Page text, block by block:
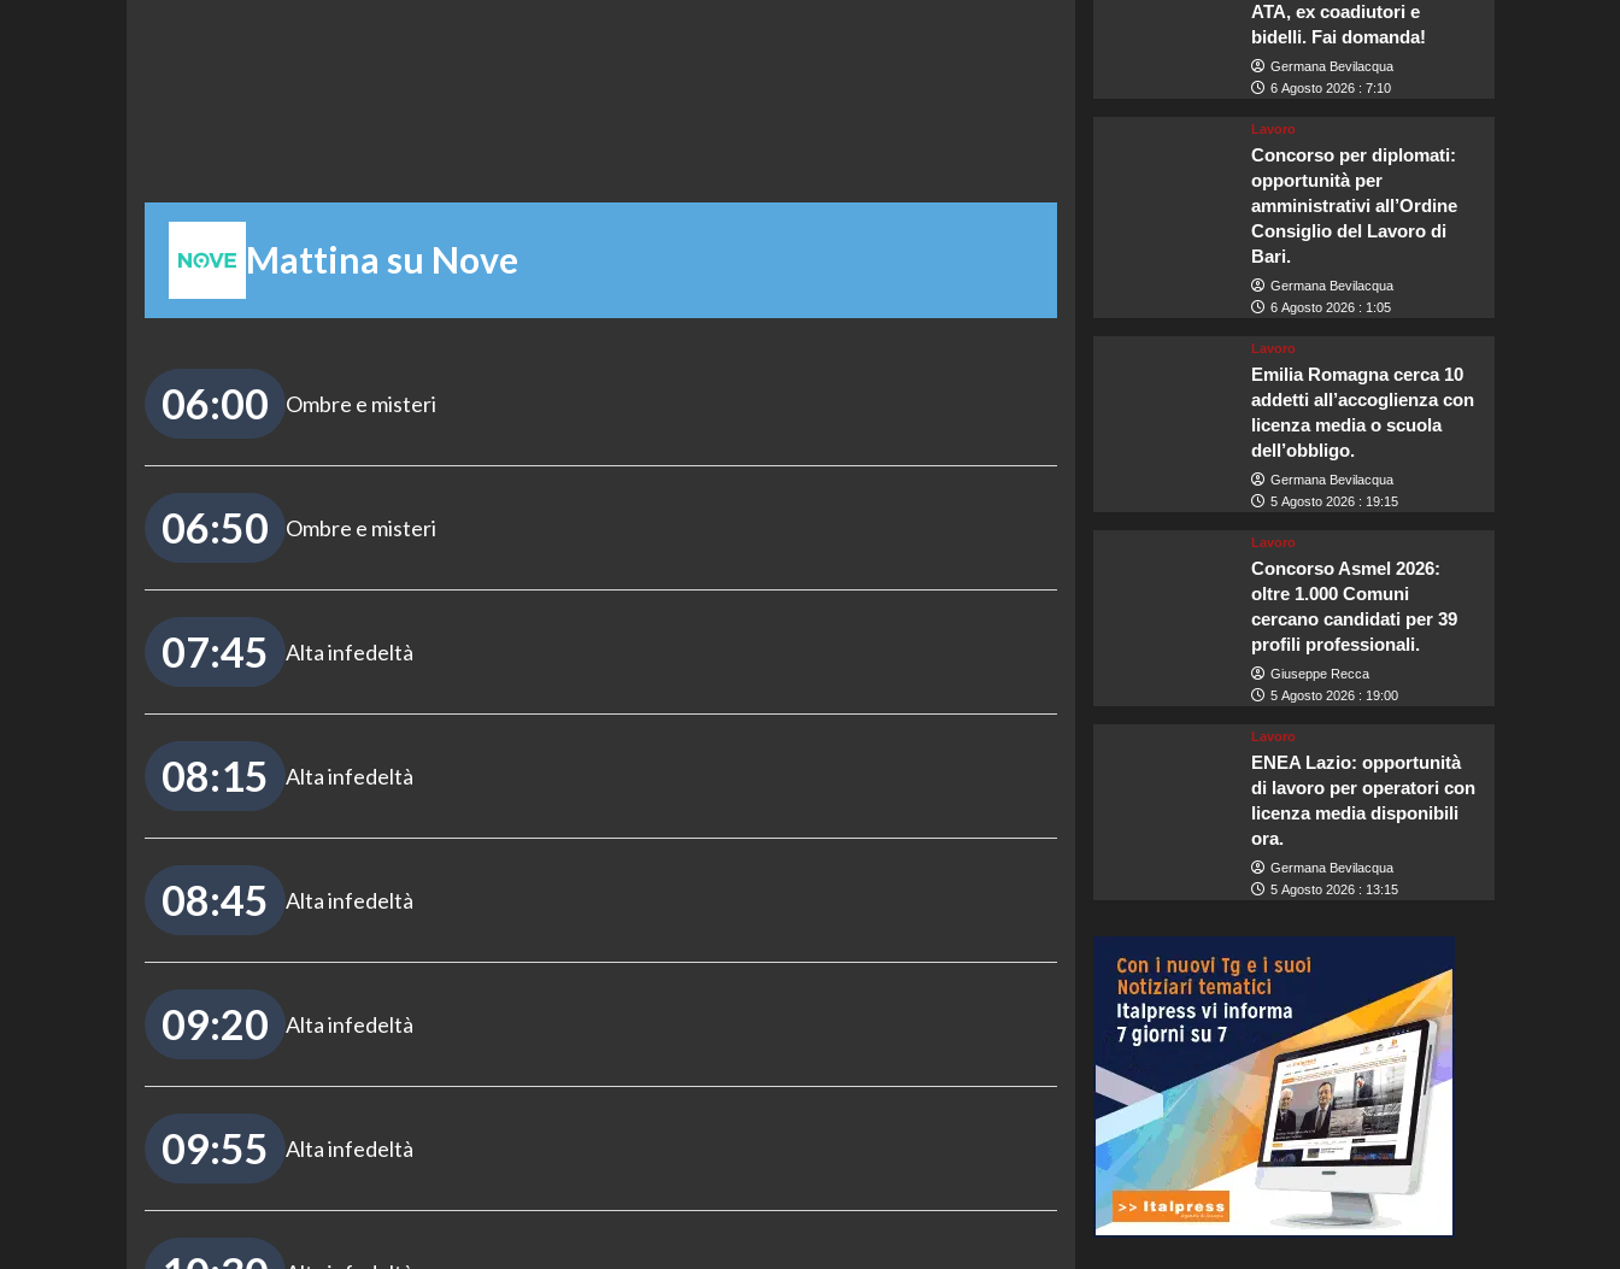
Mattina su Nove
06:00 Ombre e misteri
06:50 Ombre e misteri
07:45 Alta infedeltà
08:15 Alta infedeltà
08:45 Alta infedeltà
09:20 Alta infedeltà
09:55 Alta infedeltà
ATA, ex coadiutori e
bidelli. Fai domanda!
Germana Bevilacqua
6 Agosto 2026 : 7:10
Lavoro
Concorso per diplomati:
opportunità per
amministrativi all’Ordine
Consiglio del Lavoro di
Bari.
Germana Bevilacqua
6 Agosto 2026 : 1:05
Lavoro
Emilia Romagna cerca 10
addetti all’accoglienza con
licenza media o scuola
dell’obbligo.
Germana Bevilacqua
5 Agosto 2026 : 19:15
Lavoro
Concorso Asmel 2026:
oltre 1.000 Comuni
cercano candidati per 39
profili professionali.
Giuseppe Recca
5 Agosto 2026 : 19:00
Lavoro
ENEA Lazio: opportunità
di lavoro per operatori con
licenza media disponibili
ora.
Germana Bevilacqua
5 Agosto 2026 : 13:15